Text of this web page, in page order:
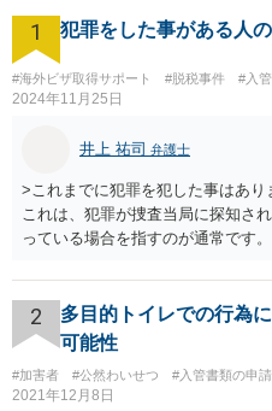
1 犯罪をした事がある人
#海外ビザ取得サポート #脱税事件 #入
2024年11月25日
井上 祐司 弁護士
>これまでに犯罪を犯した事はあ
これは、犯罪が捜査当局に探知さ
っている場合を指すのが通常で
2
多目的トイレでの行為
可能性
#加害者 #公然わいせつ #入管書類の申
2021年12月8日